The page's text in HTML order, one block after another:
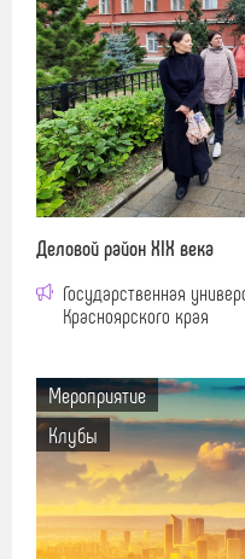
Деловой район XIX века
Государственная
Красноярского края
Мероприятие
Клубы